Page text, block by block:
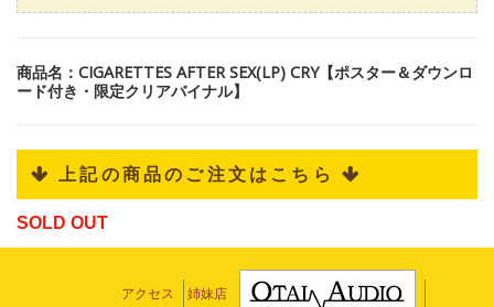
商品名：CIGARETTES AFTER SEX(LP) CRY【ポスター＆ダウンロ
ード付き・限定クリアバイナル】
 上記の商品のご注文はこちら 
SOLD OUT
アクセス 姉妹店